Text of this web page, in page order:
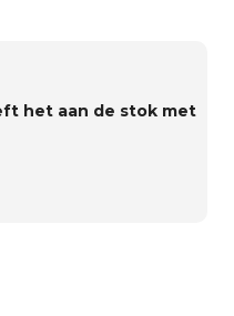
het aan de stok met